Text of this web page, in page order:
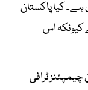
ہے۔ کیا پاکستان
کیونکہ اس
ٹرافی